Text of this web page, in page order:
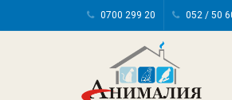
0700 299 20 052 / 50